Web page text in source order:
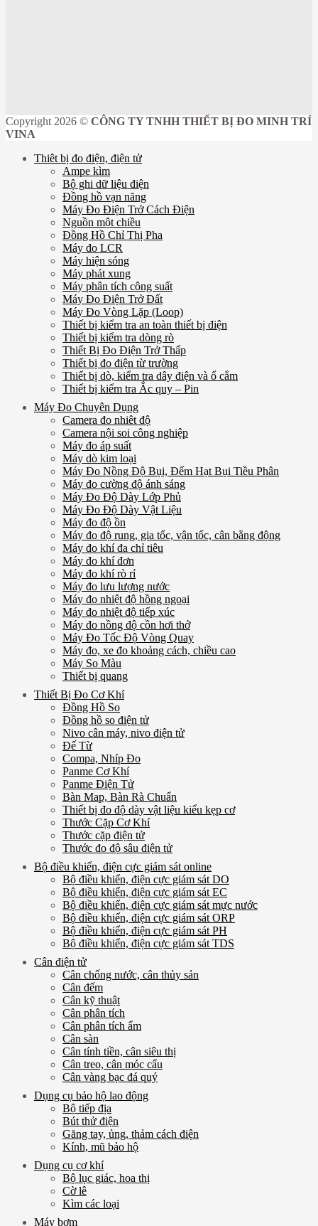
Copyright 2026 © CÔNG TY TNHH THIẾT BỊ ĐO MINH TRÍ
VINA
Thiêt bị đo điện, điện tử
Ampe kìm
Bộ ghi dữ liệu điện
Đồng hồ vạn năng
Máy Đo Điện Trở Cách Điện
Nguồn một chiều
Đồng Hồ Chỉ Thị Pha
Máy đo LCR
Máy hiện sóng
Máy phát xung
Máy phân tích công suất
Máy Đo Điện Trở Đất
Máy Đo Vòng Lặp (Loop)
Thiết bị kiểm tra an toàn thiết bị điện
Thiết bị kiểm tra dòng rò
Thiết Bị Đo Điện Trở Thấp
Thiết bị đo điện từ trường
Thiết bị dò, kiểm tra dây điện và ổ cắm
Thiết bị kiểm tra Ắc quy – Pin
Máy Đo Chuyên Dụng
Camera đo nhiêt độ
Camera nội soi công nghiệp
Máy đo áp suất
Máy dò kim loại
Máy Đo Nồng Độ Bụi, Đếm Hạt Bụi Tiều Phân
Máy đo cường độ ánh sáng
Máy Đo Độ Dày Lớp Phủ
Máy Đo Độ Dày Vật Liệu
Máy đo độ ồn
Máy đo độ rung, gia tốc, vận tốc, cân bằng động
Máy đo khí đa chỉ tiêu
Máy đo khí đơn
Máy đo khí rò rỉ
Máy đo lưu lượng nước
Máy đo nhiệt độ hồng ngoại
Máy đo nhiệt độ tiếp xúc
Máy đo nồng độ cồn hơi thở
Máy Đo Tốc Độ Vòng Quay
Máy đo, xe đo khoảng cách, chiều cao
Máy So Màu
Thiết bị quang
Thiết Bị Đo Cơ Khí
Đồng Hồ So
Đồng hồ so điện tử
Nivo cân máy, nivo điện tử
Đế Từ
Compa, Nhíp Đo
Panme Cơ Khí
Panme Điện Tử
Bàn Map, Bàn Rà Chuẩn
Thiết bị đo độ dày vật liệu kiểu kẹp cơ
Thước Cặp Cơ Khí
Thước cặp điện tử
Thước đo độ sâu điện tử
Bộ điều khiển, điện cực giám sát online
Bộ điều khiển, điện cực giám sát DO
Bộ điều khiển, điện cực giám sát EC
Bộ điều khiển, điện cực giám sát mực nước
Bộ điều khiển, điện cực giám sát ORP
Bộ điều khiển, điện cực giám sát PH
Bộ điều khiển, điện cực giám sát TDS
Cân điện tử
Cân chống nước, cân thủy sản
Cân đếm
Cân kỹ thuật
Cân phân tích
Cân phân tích ẩm
Cân sàn
Cân tính tiền, cân siêu thị
Cân treo, cân móc cẩu
Cân vàng bạc đá quý
Dụng cụ bảo hộ lao động
Bộ tiếp địa
Bút thử điện
Găng tay, ủng, thảm cách điện
Kính, mũ bảo hộ
Dụng cụ cơ khí
Bộ lục giác, hoa thị
Cờ lê
Kìm các loại
Máy bơm